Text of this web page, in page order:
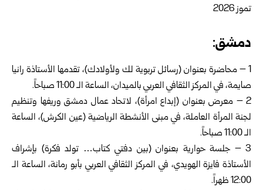
دمشق:
1 – محاضرة بعنوان (رسائل تربوية لك ولأولادك)، تقدمها الأستاذة رانيا
صايمة، في المركز الثقافي العربي بالميدان، الساعة الـ 11:00 صباحاً.
2 – معرض بعنوان (إبداع امرأة)، لاتحاد عمال دمشق وريفها وتنظيم
لجنة المرأة العاملة، في مبنى الأنشطة الرياضية (عين الكرش)، الساعة
الـ 11:00 صباحاً.
3 – جلسة حوارية بعنوان (بين دفتي كتاب… تولد فكرة) بإشراف
الأستاذة فايزة الهويدي، في المركز الثقافي العربي بأبو رمانة، الساعة الـ
12:00 ظهراً.